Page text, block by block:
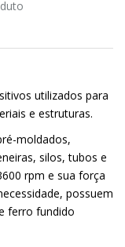
utilizados para
e estruturas.
moldados,
silos, tubos e
rpm e sua força
possuem
ferro fundido